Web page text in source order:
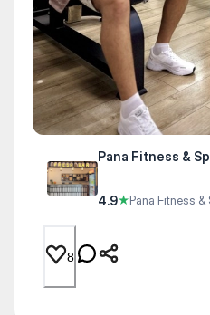
Pana Fitness &
4.9★Pana Fitness &
8